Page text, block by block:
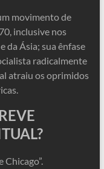
movimento de
inclusive nos
da Ásia; sua ênfase
radicalmente
atraiu os oprimidos